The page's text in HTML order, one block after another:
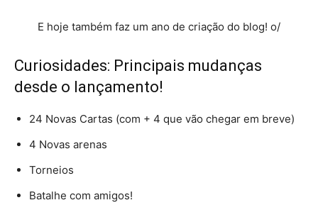
E hoje também faz um ano de criação do blog! o/
Curiosidades: Principais mudanças
desde o lançamento!
24 Novas Cartas (com + 4 que vão chegar em breve)
4 Novas arenas
Torneios
Batalhe com amigos!